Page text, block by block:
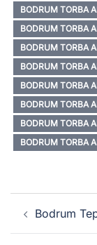
BODRUM TORBA
BODRUM TORBA
BODRUM TORBA
BODRUM TORBA
BODRUM TORBA
BODRUM TORBA
BODRUM TORBA
BODRUM TORBA
Yazı
dolaşımı
Bodrum